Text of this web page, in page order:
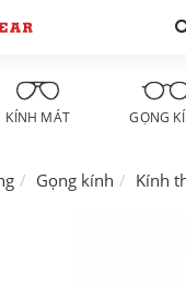
KÍNH MÁT GỌNG
Gọng kính Kính